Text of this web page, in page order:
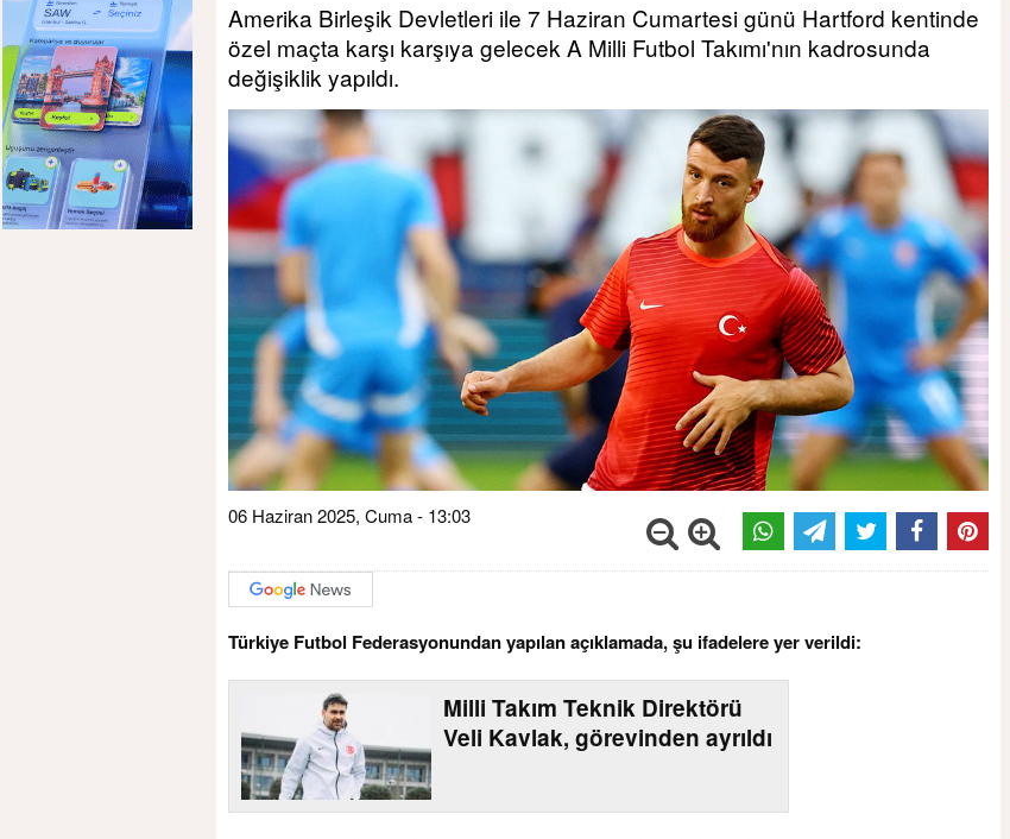
Amerika Birleşik Devletleri ile 7 Haziran Cumartesi günü Hartford kentinde
özel maçta karşı karşıya gelecek A Milli Futbol Takımı'nın kadrosunda
değişiklik yapıldı.
06 Haziran 2025, Cuma - 13:03
Türkiye Futbol Federasyonundan yapılan açıklamada, şu ifadelere yer verildi:
Milli Takım Teknik Direktörü
Veli Kavlak, görevinden ayrıldı